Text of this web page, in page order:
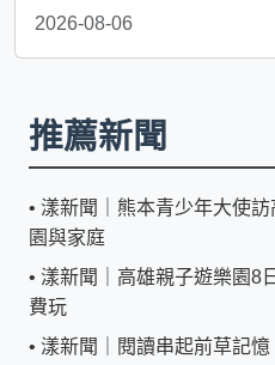
2026-08-06
推薦新聞
• 漾新聞｜熊本青少年大使
園與家庭
• 漾新聞｜高雄親子遊樂園
費玩
• 漾新聞｜閱讀串起前草記